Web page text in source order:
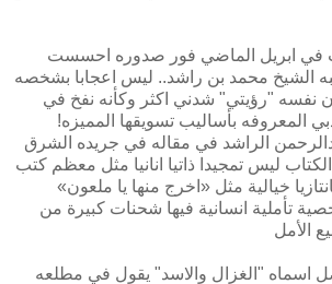
في ابريل الماضي فور صدوره احسست
الشيخ محمد بن راشد.. ليس اعجابا بشخصه
نفسه "رؤيتي" شدني اكثر وكأنه نفخ في
المعروفه بأساليب تسويقها المميزه!
الراشد في مقاله في جريده الشرق
(٣/٥/٢٠٠٦) "الكتاب ليس تمجيدا ذاتيا انانيا مثل معظم كتب
خيالية مثل «اخرج منها يا ملعون»
تأملية انسانية فيها شحنات كبيرة من
اسماه "الغزال والاسد" يقول في مطلعه